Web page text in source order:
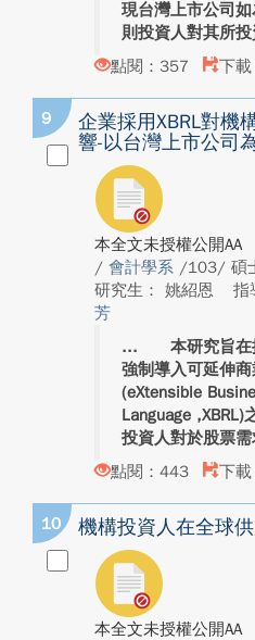
現台灣上市公司如
則投資人對其所
點閱：357
下
9
企業採用XBRL對機
響-以台灣上市公司
本全文未授權公開AA
/ 會計學系 /103/ 碩
研究生： 姚紹恩
指
芳
本研究旨在
強制導入可延伸
(eXtensible
Language ,XBRL)
投資人對於股票
點閱：443
下
10 機構投資人在全球
本全文未授權公開AA